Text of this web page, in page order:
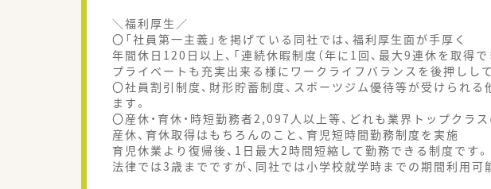
＼福利厚生／
〇「社員第一主義」を掲げている同社では、福利厚生面が手厚く
年間休日120日以上、「連続休暇制度（年に1回、最大9連休を取得で
プライベートも充実出来る様にワークライフバランスを後押しし
〇社員割引制度、財形貯蓄制度、スポーツジム優待等が受けられ
ます。
〇産休・育休・時短勤務者2,097人以上等、どれも業界トップクラ
産休、育休取得はもちろんのこと、育児短時間勤務制度を実施
育児休業より復帰後、1日最大2時間短縮して勤務できる制度です。
法律では3歳までですが、同社では小学校就学時までの期間利用可